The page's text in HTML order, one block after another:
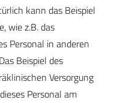
kann das Beispiel
wie z.B. das
Personal in anderen
Beispiel des
Versorgung
Personal am